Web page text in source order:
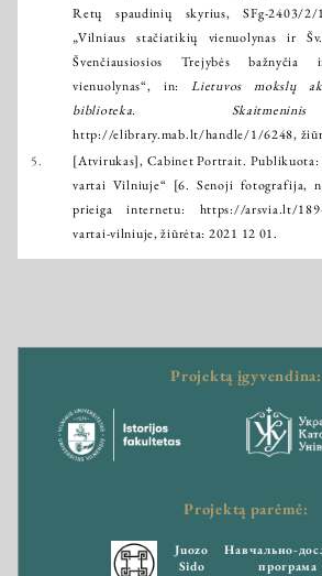
Retų spaudinių skyrius, SFg-2403/
„Vilniaus stačiatikių vienuolynas ir
Švenčiausiosios Trejybės
vienuolynas“, in:Lietuvos mokslų
biblioteka.
http://elibrary.mab.lt/handle/1/6248,
5.
[Atvirukas], Cabinet Portrait. Publikuota:
vartai Vilniuje“ [6. Senoji
prieiga internetu: https://arsvia.lt/
vartai-vilniuje, žiūrėta: 2021 12 01.
Projektą įgyvendina:
Projektą parėmė:
Juozo
Sido
Навчально-